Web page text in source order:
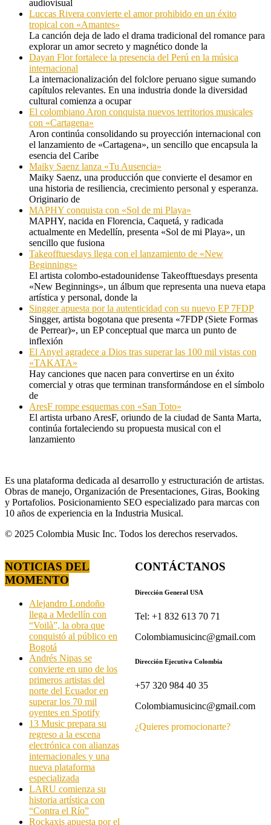
audiovisual
Luccas Rivera convierte el amor prohibido en un éxito
tropical con «Amantes»
La canción deja de lado el drama tradicional del romance para
explorar un amor secreto y magnético donde la
Dayan Flor fortalece la presencia del Perú en la música
internacional
La internacionalización del folclore peruano sigue sumando
capítulos relevantes. En una industria donde la diversidad
cultural comienza a ocupar
El colombiano Aron conquista nuevos territorios musicales
con «Cartagena»
Aron continúa consolidando su proyección internacional con
el lanzamiento de «Cartagena», un sencillo que encapsula la
esencia del Caribe
Maiky Saenz lanza «Tu Ausencia»
Maiky Saenz, una producción que convierte el desamor en
una historia de resiliencia, crecimiento personal y esperanza.
Originario de
MAPHY conquista con «Sol de mi Playa»
MAPHY, nacida en Florencia, Caquetá, y radicada
actualmente en Medellín, presenta «Sol de mi Playa», un
sencillo que fusiona
Takeofftuesdays llega con el lanzamiento de «New
Beginnings»
El artista colombo-estadounidense Takeofftuesdays presenta
«New Beginnings», un álbum que representa una nueva etapa
artística y personal, donde la
Singger apuesta por la autenticidad con su nuevo EP 7FDP
Singger, artista bogotana que presenta «7FDP (Siete Formas
de Perrear)», un EP conceptual que marca un punto de
inflexión
El Anyel agradece a Dios tras superar las 100 mil vistas con
«TAKATA»
Hay canciones que nacen para convertirse en un éxito
comercial y otras que terminan transformándose en el símbolo
de
AresF rompe esquemas con «San Toto»
El artista urbano AresF, oriundo de la ciudad de Santa Marta,
continúa fortaleciendo su propuesta musical con el
lanzamiento
Es una plataforma dedicada al desarrollo y estructuración de artistas.
Obras de manejo, Organización de Presentaciones, Giras, Booking
y Portafolios. Posicionamiento SEO especializado para marcas con
10 años de experiencia en la Industria Musical.
© 2025 Colombia Music Inc. Todos los derechos reservados.
NOTICIAS DEL
MOMENTO
Alejandro Londoño
llega a Medellín con
“Voilà”, la obra que
conquistó al público en
Bogotá
Andrés Nipas se
convierte en uno de los
primeros artistas del
norte del Ecuador en
superar los 70 mil
oyentes en Spotify
13 Music prepara su
regreso a la escena
electrónica con alianzas
internacionales y una
nueva plataforma
especializada
LARU comienza su
historia artística con
“Contra el Río”
Rockaxis apuesta por el
CONTÁCTANOS
Dirección General USA
Tel: +1 832 613 70 71
Colombiamusicinc@gmail.com
Dirección Ejecutiva Colombia
+57 320 984 40 35
Colombiamusicinc@gmail.com
¿Quieres promocionarte?